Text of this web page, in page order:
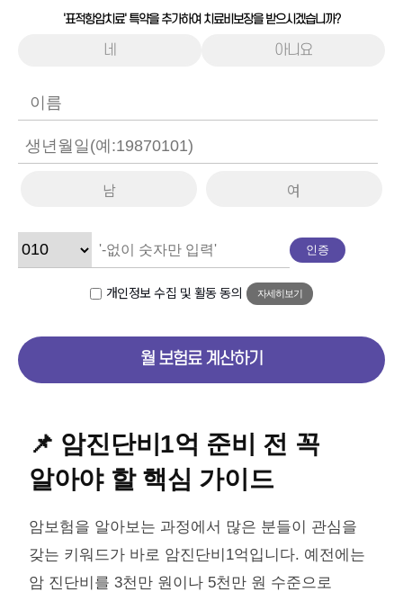
'표적항암치료' 특약을 추가하여 치료비보장을 받으시겠습니까?
네 아니요
남 여
인증
개인정보 수집 및 활동 동의 자세히보기
월 보험료 계산하기
📌 암진단비1억 준비 전 꼭
알아야 할 핵심 가이드
암보험을 알아보는 과정에서 많은 분들이 관심을
갖는 키워드가 바로 암진단비1억입니다. 예전에는
암 진단비를 3천만 원이나 5천만 원 수준으로